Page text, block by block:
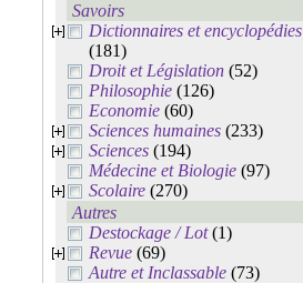
Savoirs
Dictionnaires et encyclopédies
(181)
Droit et Législation (52)
Philosophie (126)
Economie (60)
Sciences humaines (233)
Sciences (194)
Médecine et Biologie (97)
Scolaire (270)
Autres
Destockage / Lot(1)
Revue (69)
Autre et Inclassable (73)